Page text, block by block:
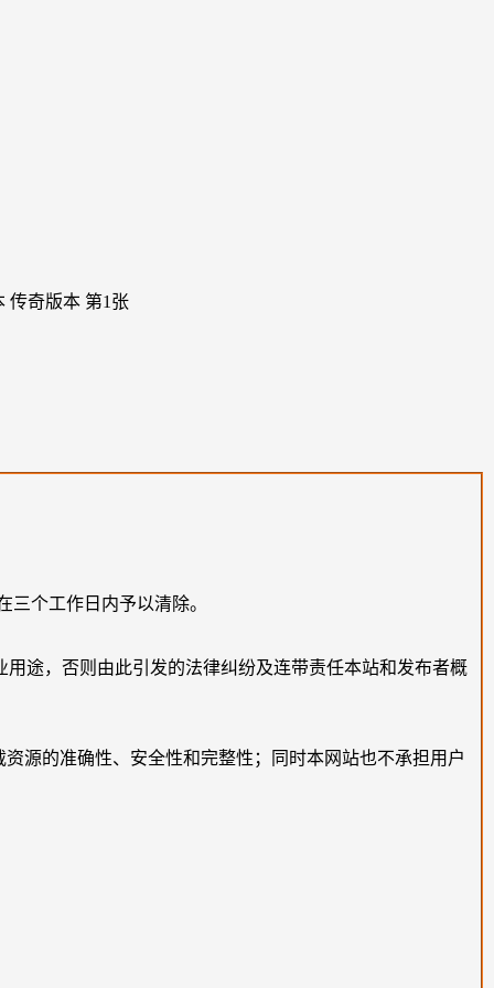
个工作日内予以清除。
途，否则由此引发的法律纠纷及连带责任本站和发布者概
源的准确性、安全性和完整性；同时本网站也不承担用户